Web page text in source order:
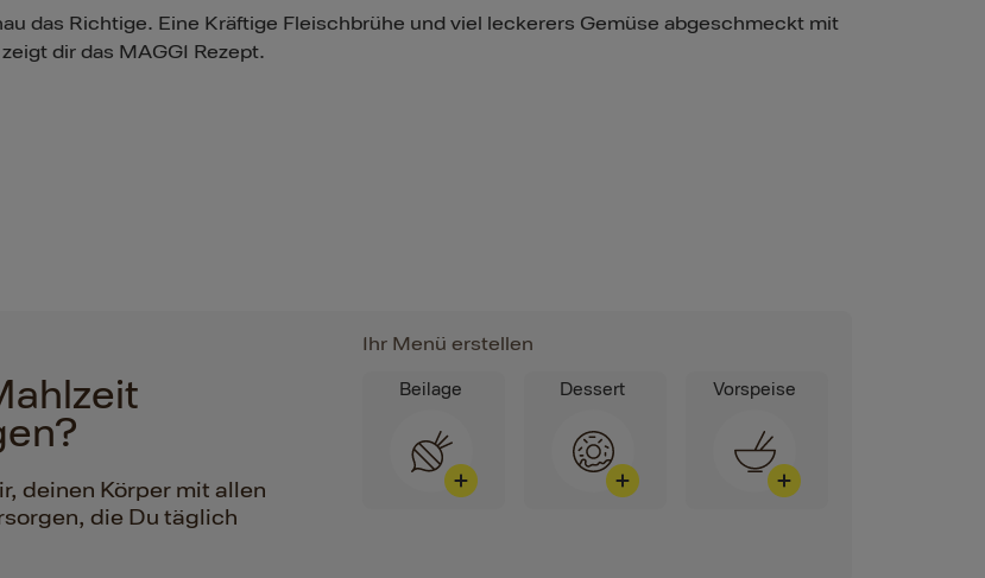
das Richtige. Eine Kräftige Fleischbrühe und viel leckerers Gemüse abgeschmeckt mit
dir das MAGGI Rezept.
deinen Körper mit allen
die Du täglich
Ihr Menü erstellen
Beilage Dessert Vorspeise